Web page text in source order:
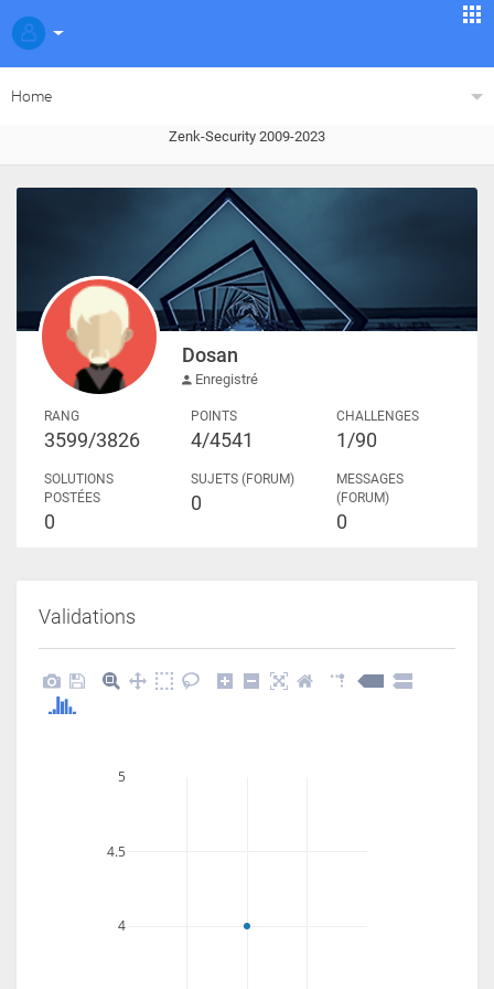
Home
Zenk-Security 2009-2023
Dosan
Enregistré
RANG
3599/3826
POINTS
4/4541
CHALLENGES
1/90
SOLUTIONS
POSTÉES
0
SUJETS (FORUM)
0
MESSAGES
(FORUM)
0
Validations
4
4.5
5